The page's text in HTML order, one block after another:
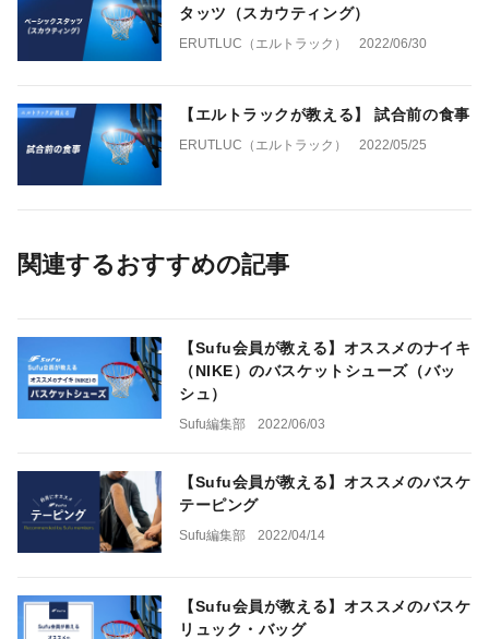
タッツ（スカウティング）
ERUTLUC（エルトラック） 2022/06/30
【エルトラックが教える】 試合前の食事
ERUTLUC（エルトラック） 2022/05/25
関連するおすすめの記事
【Sufu会員が教える】オススメのナイキ
（NIKE）のバスケットシューズ（バッ
シュ）
Sufu編集部 2022/06/03
【Sufu会員が教える】オススメのバスケ
テーピング
Sufu編集部 2022/04/14
【Sufu会員が教える】オススメのバスケ
リュック・バッグ